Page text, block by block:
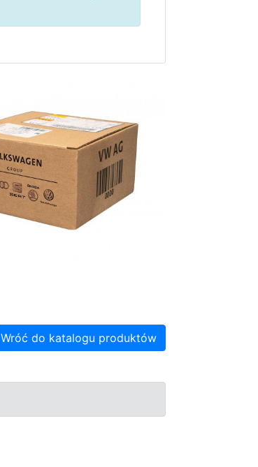
Wróć do katalogu produktów